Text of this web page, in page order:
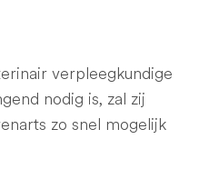
verpleegkundige
nodig is, zal zij
zo snel mogelijk